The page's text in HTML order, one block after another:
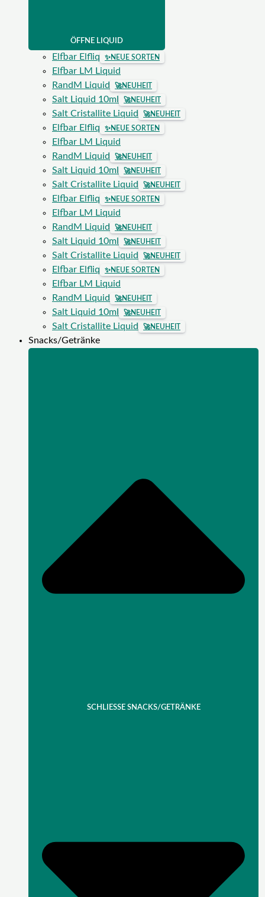
ÖFFNE LIQUID
Elfbar Elfliq ✨NEUE SORTEN
Elfbar LM Liquid
RandM Liquid
🚀NEUHEIT
Salt Liquid 10ml 🚀NEUHEIT
Salt Cristallite Liquid 🚀NEUHEIT
Elfbar Elfliq ✨NEUE SORTEN
Elfbar LM Liquid
RandM Liquid
🚀NEUHEIT
Salt Liquid 10ml 🚀NEUHEIT
Salt Cristallite Liquid 🚀NEUHEIT
Elfbar Elfliq ✨NEUE SORTEN
Elfbar LM Liquid
RandM Liquid
🚀NEUHEIT
Salt Liquid 10ml 🚀NEUHEIT
Salt Cristallite Liquid 🚀NEUHEIT
Elfbar Elfliq ✨NEUE SORTEN
Elfbar LM Liquid
RandM Liquid
🚀NEUHEIT
Salt Liquid 10ml 🚀NEUHEIT
Salt Cristallite Liquid 🚀NEUHEIT
Snacks/Getränke
SCHLIESSE SNACKS/GETRÄNKE